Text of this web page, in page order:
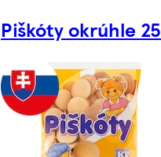
Piškóty okrúhle